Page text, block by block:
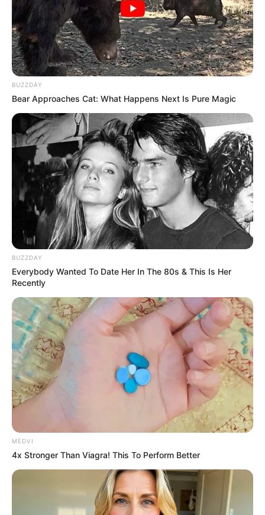
Why this ordinary drink is the secret to feeling
your best every day
CTA FAVORITE
See The Incredible Physical Transformations Of
These Stars
She Spends Millions To Transform Herself Into A
Barbie Doll!
BRAINBERRIES
BUZZDAY
Bear Approaches Cat: What Happens Next Is Pure Magic
BUZZDAY
Everybody Wanted To Date Her In The 80s & This Is Her
Recently
MEDVI
4x Stronger Than Viagra! This To Perform Better